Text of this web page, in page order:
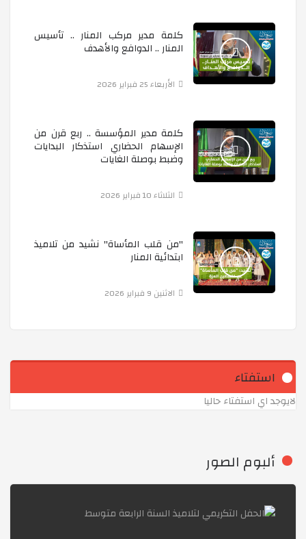
الوقاية خير من العلاج
تخليدا لذكرى شهداءنا الابرار
جولة علمية استكشافية في حديقة التجارب الحامة
رحلة تعليمية إلى حديقة التجارب -الحامة-
زيارة إلى المؤسسة الوطنية للفنون المطبعية
اليوم المفتوح الخاص باللّغة العربية :
الاستعداد لرمضان بتجديد الإيمان
اللهم بارك لنا في شعبان وبلّغنا رمضان
كلمة مدير مركب المنار .. تأسيس
المنار .. الدوافع والأهدف
الأربعاء 25 فبراير 2026
كلمة مدير المؤسسة .. ربع قرن من
الإسهام الحضاري استذكار البدايات
وضبط بوصلة الغايات
الثلاثاء 10 فبراير 2026
"من قلب المأساة" نشيد من تلاميذ
ابتدائية المنار
الاثنين 9 فبراير 2026
استفتاء
لايوجد اي استفتاء حاليا
ألبوم الصور